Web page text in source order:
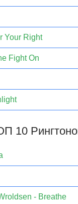
Your Right
Fight On
10
- Breathe